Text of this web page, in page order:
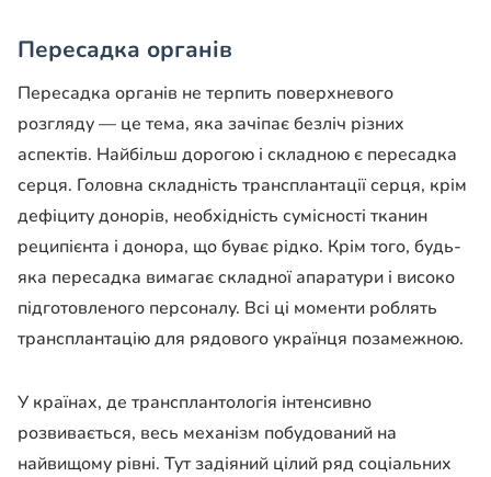
Пересадка органів
Пересадка органів не терпить поверхневого
розгляду — це тема, яка зачіпає безліч різних
аспектів. Найбільш дорогою і складною є пересадка
серця. Головна складність трансплантації серця, крім
дефіциту донорів, необхідність сумісності тканин
реципієнта і донора, що буває рідко. Крім того, будь-
яка пересадка вимагає складної апаратури і високо
підготовленого персоналу. Всі ці моменти роблять
трансплантацію для рядового українця позамежною.
У країнах, де трансплантологія інтенсивно
розвивається, весь механізм побудований на
найвищому рівні. Тут задіяний цілий ряд соціальних